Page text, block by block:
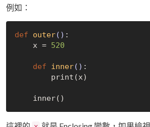
例如：
def outer() :
    x =
520
def inner() :